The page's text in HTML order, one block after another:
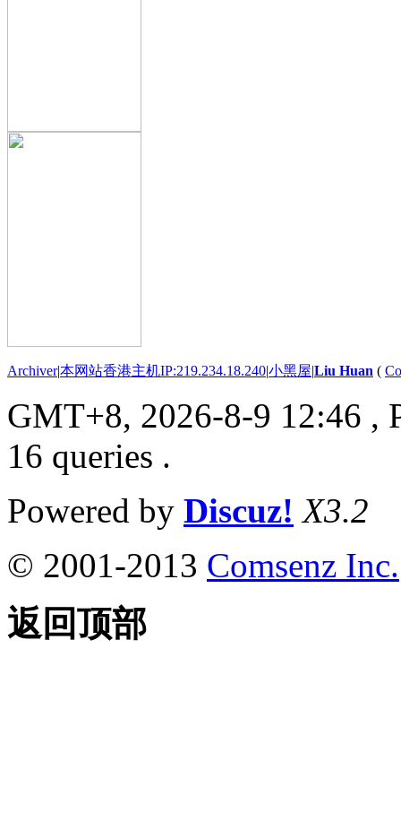
Archiver|本网站香港主机IP:219.234.18.240|小黑屋|Liu Huan (
GMT+8, 2026-8-9 12:46 ,
16 queries .
Powered by Discuz! X3.2
© 2001-2013 Comsenz Inc.
返回顶部